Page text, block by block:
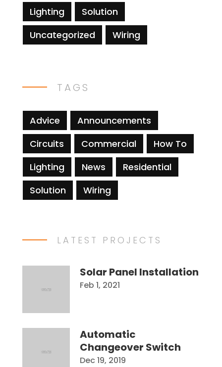
Lighting
Solution
Uncategorized
Wiring
TAGS
Advice
Announcements
Circuits
Commercial
How To
Lighting
News
Residential
Solution
Wiring
LATEST PROJECTS
Solar Panel Installation
Feb 1, 2021
Automatic
Changeover Switch
Dec 19, 2019